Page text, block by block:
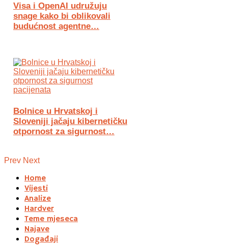
Visa i OpenAI udružuju
snage kako bi oblikovali
budućnost agentne…
Bolnice u Hrvatskoj i
Sloveniji jačaju kibernetičku
otpornost za sigurnost…
Prev Next
Home
Vijesti
Analize
Hardver
Teme mjeseca
Najave
Događaji